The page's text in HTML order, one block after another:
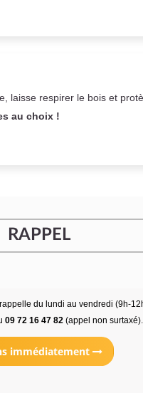
laisse respirer le bois et
au choix !
RAPPEL
du lundi au vendredi (9h-
09 72 16 47 82(appel non surtaxé).
immédiatement